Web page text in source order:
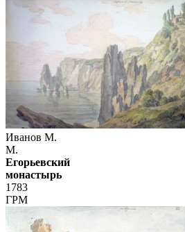
Иванов М.
М.
Егорьевский
монастырь
1783
ГРМ